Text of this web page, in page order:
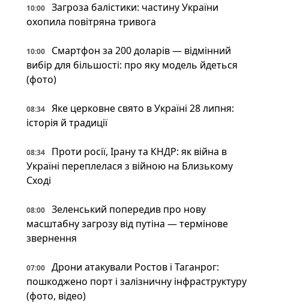
10:00
Загроза балістики: частину України
охопила повітряна тривога
10:00
Смартфон за 200 доларів — відмінний
вибір для більшості: про яку модель йдеться
(фото)
08:34
Яке церковне свято в Україні 28 липня:
історія й традиції
08:34
Проти росії, Ірану та КНДР: як війна в
Україні переплелася з війною на Близькому
Сході
08:00
Зеленський попередив про нову
масштабну загрозу від путіна — термінове
звернення
07:00
Дрони атакували Ростов і Таганрог:
пошкоджено порт і залізничну інфраструктуру
(фото, відео)